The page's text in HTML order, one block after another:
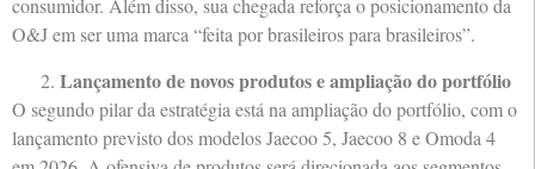
consumidor. Além disso, sua chegada reforça o posicionamento da
O&J em ser uma marca “feita por brasileiros para brasileiros”.
Lançamento de novos produtos e ampliação do portfólio
O segundo pilar da estratégia está na ampliação do portfólio, com o
lançamento previsto dos modelos Jaecoo 5, Jaecoo 8 e Omoda 4